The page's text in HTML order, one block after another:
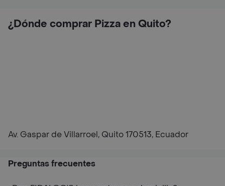
¿Dónde comprar Pizza en Quito?
Av. Gaspar de Villarroel, Quito 170513, Ecuador
Preguntas frecuentes